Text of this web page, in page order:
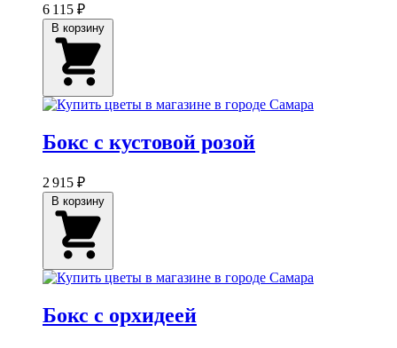
6 115 ₽
Бокс с кустовой розой
2 915 ₽
Бокс с орхидеей